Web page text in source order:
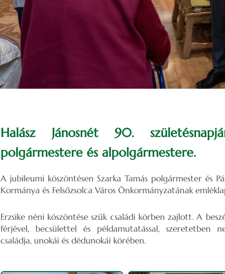
Halász Jánosnét 90.
polgármestere és alpolgármestere.
A jubileumi köszöntésen Szarka Tamás polgármester és
Kormánya és Felsőzsolca Város Önkormányzatának
Erzsike néni köszöntése szűk családi körben zajlott. A
férjével, becsülettel és példamutatással, szeretetben
családja, unokái és dédunokái körében.